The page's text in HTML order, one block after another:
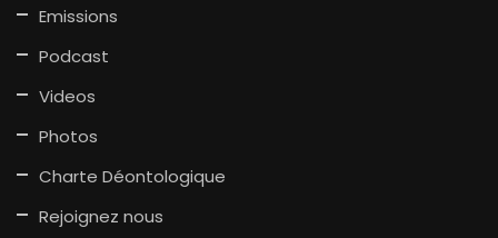
Emissions
Podcast
Videos
Photos
Charte Déontologique
Rejoignez nous